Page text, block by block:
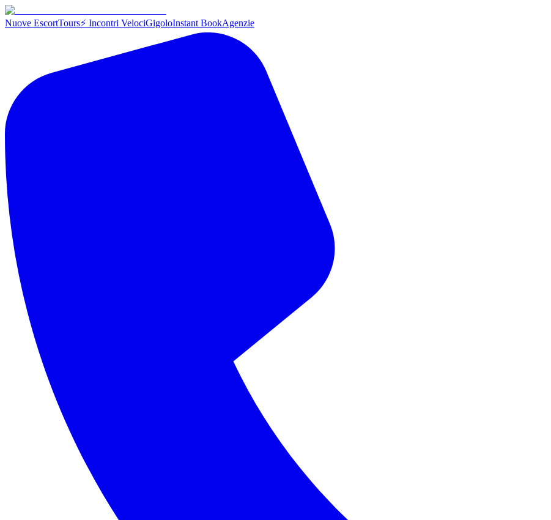
Nuove EscortTours⚡ Incontri VelociGigoloInstant BookAgenzie